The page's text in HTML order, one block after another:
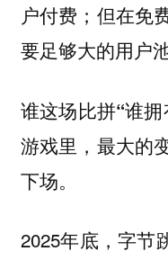
户付费；但在免
要足够大的用户
谁这场比拼“谁
游戏里，最大的
下场。
2025年底，字节